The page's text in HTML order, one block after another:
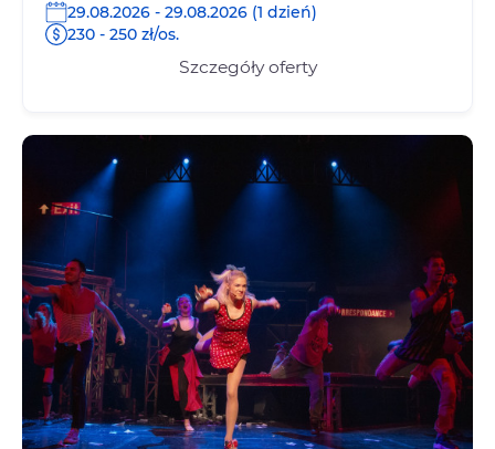
29.08.2026 - 29.08.2026 (1 dzień)
230 - 250 zł/os.
Szczegóły oferty